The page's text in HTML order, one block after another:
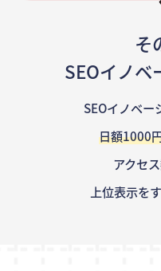
そ
SEOイノベ
SEOイノベー
日額1000
アクセ
上位表示を